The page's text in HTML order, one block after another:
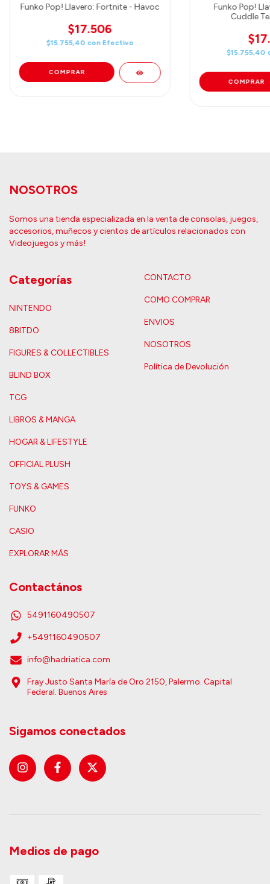
Funko Pop! Llavero: Fortnite - Havoc
$17.506
$15.755,40 con Efectivo
Funko Pop!
Cuddle
$15.755,40
NOSOTROS
Somos una tienda especializada en la venta de consolas, juegos,
accesorios, muñecos y cientos de artículos relacionados con
Videojuegos y más!
Categorías
NINTENDO
8BITDO
FIGURES & COLLECTIBLES
BLIND BOX
TCG
LIBROS & MANGA
HOGAR & LIFESTYLE
OFFICIAL PLUSH
TOYS & GAMES
FUNKO
CASIO
EXPLORAR MÁS
CONTACTO
COMO COMPRAR
ENVIOS
NOSOTROS
Política de Devolución
Contactános
5491160490507
+5491160490507
info@hadriatica.com
Fray Justo Santa María de Oro 2150, Palermo. Capital
Federal. Buenos Aires
Sigamos conectados
Medios de pago